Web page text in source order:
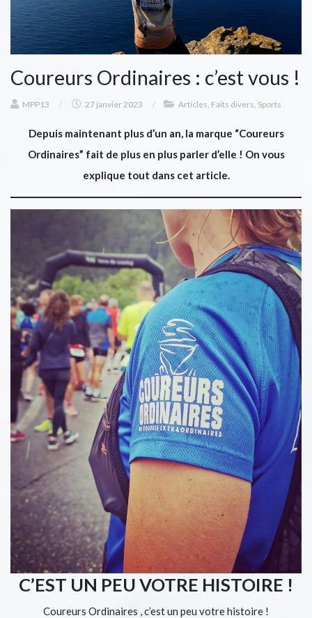
Coureurs Ordinaires : c’est vous !
MPP13 / 27 janvier 2023 / Articles Faits divers Sports
Depuis maintenant plus d’un an, la marque “Coureurs
Ordinaires” fait de plus en plus parler d’elle ! On vous
explique tout dans cet article.
C’EST UN PEU VOTRE HISTOIRE !
Coureurs Ordinaires , c’est un peu votre histoire !